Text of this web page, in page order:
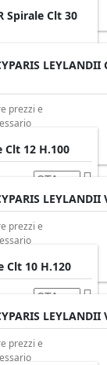
Spirale Clt 30
prezzi e
Clt 12 H.100
prezzi e
Clt 10 H.120
prezzi e